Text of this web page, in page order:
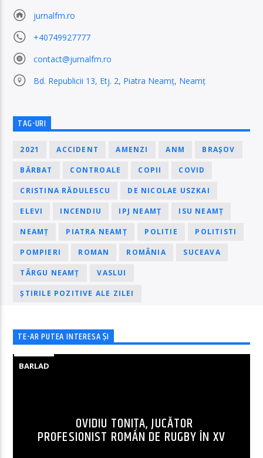
jurnalfm.ro
+40749927777
contact@jurnalfm.ro
Bd. Republicii 13, Etj. 2, Piatra Neamț, Neamț
TAG-URI
2021 ACCIDENT AMENZI ANM BRAȘOV
BĂRBAT CONTROALE COPII COVID
CRISTINA RĂDULESCU DE NICOLAE USZKAI
ELEVI INCENDIU IPJ NEAMȚ ISU NEAMȚ
NEAMȚ PIATRA NEAMȚ POLITIE POLITISTI
POMPIERI ROMAN ROMÂNIA SUCEAVA
TÂRGU NEAMȚ VASLUI
ȘTIRILE POZITIVE ALE ZILEI
TE-AR PUTEA INTERESA ȘI
BARLAD
OVIDIU TONIȚA, JUCĂTOR
PROFESIONIST ROMÂN DE RUGBY ÎN XV